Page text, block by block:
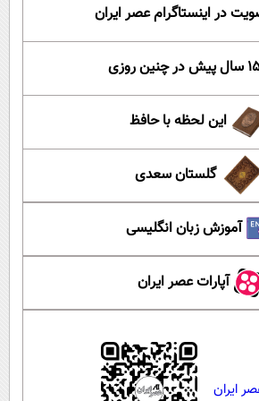
در اینستاگرام عصر ایران
در چنین روزی
این لحظه با حافظ
گلستان سعدی
آموزش زبان انگلیسی
آپارات عصر ایران
ایران